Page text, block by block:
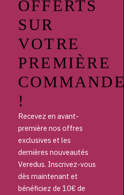
OFFERTS
SUR
VOTRE
PREMIÈRE
COMMANDE
!
Recevez en avant-
première nos offres
exclusives et les
dernières nouveautés
Veredus. Inscrivez-vous
dès maintenant et
bénéficiez de 10€ de